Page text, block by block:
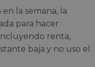
la semana, la
para hacer
renta,
baja y no uso el